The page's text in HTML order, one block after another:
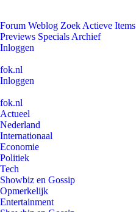
Forum Weblog Zoek Actieve Items
Previews Specials Archief
Inloggen
fok.nl
Inloggen
fok.nl
Actueel
Nederland
Internationaal
Economie
Politiek
Tech
Showbiz en Gossip
Opmerkelijk
Entertainment